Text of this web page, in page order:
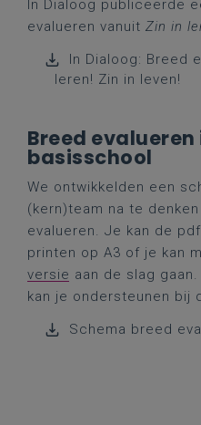
In Dialoog publiceerde
evalueren vanuit Zin in
In Dialoog: Breed
leren! Zin in leven!
Breed evalueren
basisschool
We ontwikkelden een
(kern)team na te
evalueren. Je kan de
printen op A3 of je kan
versie aan de slag
kan je ondersteunen bij
Schema breed